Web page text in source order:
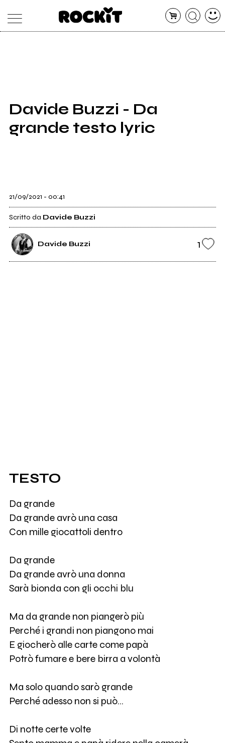
SHOP
RADIO
Davide Buzzi - Da
grande testo lyric
21/09/2021 - 00:41
Scritto da Davide Buzzi
Davide Buzzi 1
TESTO
Da grande
Da grande avrò una casa
Con mille giocattoli dentro
Da grande
Da grande avrò una donna
Sarà bionda con gli occhi blu
Ma da grande non piangerò più
Perché i grandi non piangono mai
E giocherò alle carte come papà
Potrò fumare e bere birra a volontà
Ma solo quando sarò grande
Perché adesso non si può…
Di notte certe volte